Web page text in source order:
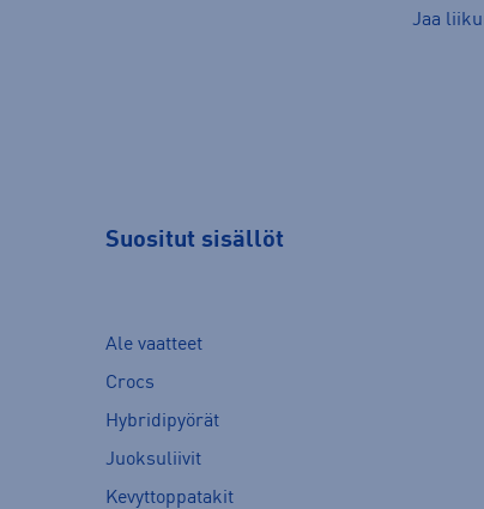
Jaa
Suositut sisällöt
Ale vaatteet
Crocs
Hybridipyörät
Juoksuliivit
Kevyttoppatakit